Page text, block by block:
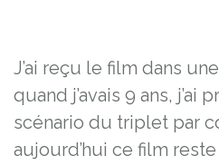
Par
J’ai reçu le film dans
quand j’avais 9 ans, j’ai
scénario du triplet par
aujourd’hui ce film